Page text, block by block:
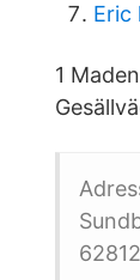
Eric
1